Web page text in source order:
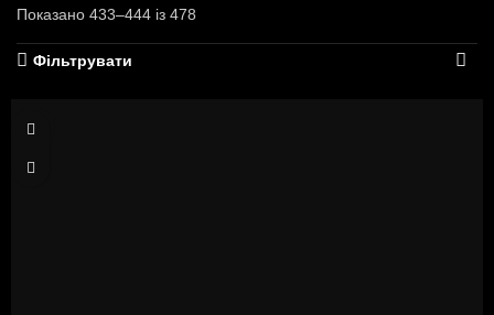
Показано 433–444 із 478
Фільтрувати
S